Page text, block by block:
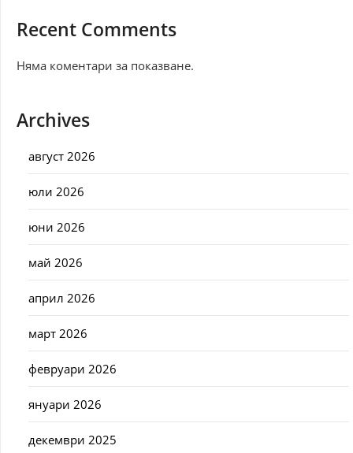
Recent Comments
Няма коментари за показване.
Archives
август 2026
юли 2026
юни 2026
май 2026
април 2026
март 2026
февруари 2026
януари 2026
декември 2025